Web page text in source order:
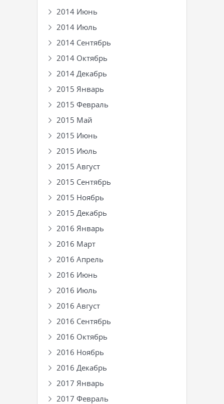
2014 Июнь
2014 Июль
2014 Сентябрь
2014 Октябрь
2014 Декабрь
2015 Январь
2015 Февраль
2015 Май
2015 Июнь
2015 Июль
2015 Август
2015 Сентябрь
2015 Ноябрь
2015 Декабрь
2016 Январь
2016 Март
2016 Апрель
2016 Июнь
2016 Июль
2016 Август
2016 Сентябрь
2016 Октябрь
2016 Ноябрь
2016 Декабрь
2017 Январь
2017 Февраль